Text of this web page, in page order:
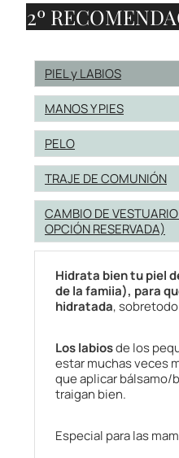
2º
PIEL y LABIOS
MANOS Y PIES
PELO
TRAJE DE COMUNIÓN
CAMBIO DE
OPCIÓN RESERVADA)
Hidrata bien tu piel
de la famiia), para
hidratada,
Los labiosde los
estar muchas veces
que aplicar bálsamo/
traigan bien.
Especial para las